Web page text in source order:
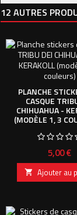
12 AUTRES
PLANCHE
CASQUE
CHIHUAHUA -
(MODÈLE 1, 3
Prix
5,00 €
 Ajouter au